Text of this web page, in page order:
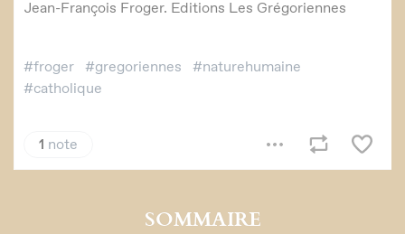
SOMMAIRE